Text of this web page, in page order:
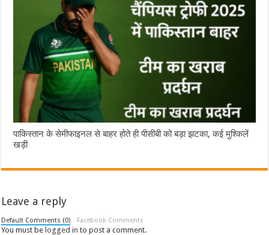
पाकिस्तान के सेमीफाइनल से बाहर होते ही पीसीबी को बड़ा झटका, कई मुश्किलें
खड़ी
Leave a reply
Default Comments (0) Facebook Comments
You must be logged in to post a comment.